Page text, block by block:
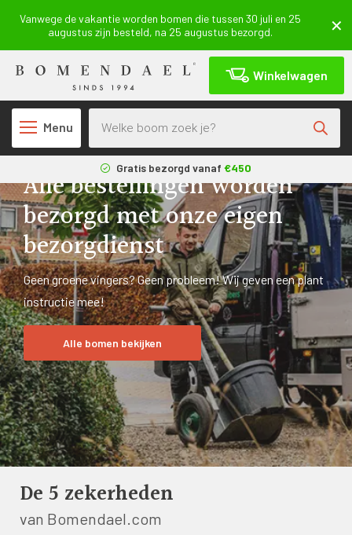
Vanwege de vakantie worden bomen die tussen 30 juli en 25
augustus zijn besteld, na 25 augustus bezorgd.
Winkelwagen
Menu
Producten zoeken
Gratis bezorgd vanaf €450
3 maandenaangroeigarantie*
Geleverd uit eigenkwekerij
Alle bestellingen worden
bezorgd met onze eigen
bezorgdienst
Geen groene vingers? Geen probleem! Wij geven een plant
instructie mee!
Alle bomen bekijken
De 5 zekerheden
van Bomendael.com